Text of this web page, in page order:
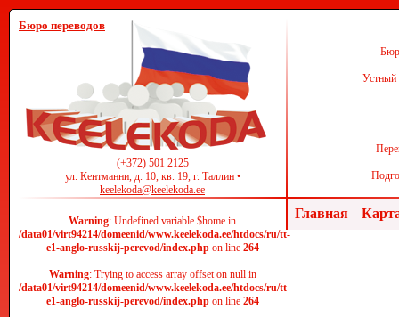
Бюро переводов
(+372) 501 2125
ул. Кентманни, д. 10, кв. 19, г. Таллин •
keelekoda@keelekoda.ee
Устный
Warning: Undefined variable $home in
/data01/virt94214/domeenid/www.keelekoda.ee/htdocs/ru/tt-
e1-anglo-russkij-perevod/index.phpon line 264
Warning: Trying to access array offset on null in
/data01/virt94214/domeenid/www.keelekoda.ee/htdocs/ru/tt-
e1-anglo-russkij-perevod/index.phpon line 264
Главная